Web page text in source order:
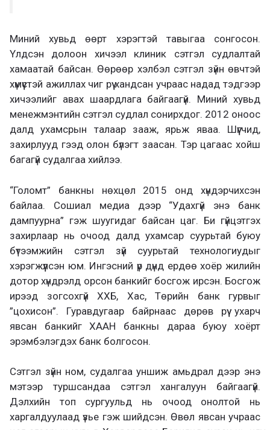
Миний хувьд өөрт хэрэгтэй тавыгаа сонгосон.
Үлдсэн долоон хичээл клиник сэтгэл судлалтай
хамаатай байсан. Өөрөөр хэлбэл сэтгэл зүйн өвчтэй
хүмүүстэй ажиллах чиг рүү хандсан учраас надад тэдгээр
хичээлийг авах шаардлага байгаагүй. Миний хувьд
менежмэнтийн сэтгэл судлал сонирхдог. 2012 оноос
далд ухамсрын талаар зааж, ярьж яваа. Шүүгчид,
захирлууд гээд олон бүлэгт заасан. Тэр цагаас хойш
багагүй судалгаа хийлээ.
“Голомт” банкны нөхцөл 2015 онд хүндэрчихсэн
байлаа. Сошиал медиа дээр “Удахгүй энэ банк
дампуурна” гэж шуугидаг байсан цаг. Би гүйцэтгэх
захирлаар нь очоод далд ухамсар суурьтай буюу
бүтээмжийн сэтгэл зүй суурьтай технологиудыг
хэрэгжүүлсэн юм. Ингэсний үр дүнд ердөө хоёр жилийн
дотор хүндрэлд орсон банкийг босгож ирсэн. Босгож
ирээд зогсохгүй ХХБ, Хас, Төрийн банк гурвыг
”цохисон”. Гуравдугаар байрнаас дөрөв рүү ухарч
явсан банкийг ХААН банкны дараа буюу хоёрт
эрэмбэлэгдэх банк болгосон.
Сэтгэл зүйн ном, судалгаа уншиж амьдрал дээр энэ
мэтээр туршсандаа сэтгэл хангалуун байгаагүй.
Дэлхийн топ сургуульд нь очоод онолтой нь
харгалдуулаад үзье гэж шийдсэн. Өвөл явсан учраас